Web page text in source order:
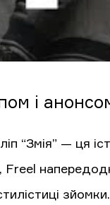
і
“Змія” — ця
Freel
зйомки.